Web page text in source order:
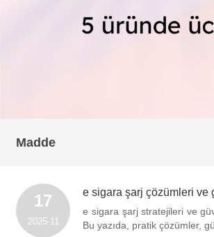
Madde
17
2025-11
e sigara şarj çözümleri ve
e sigara şarj stratejileri ve
Bu yazıda, pratik çözümler,